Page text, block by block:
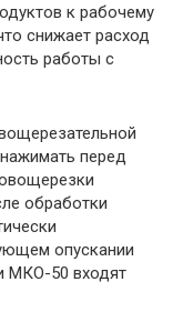
к рабочему
снижает расход
работы с
перед
обработки
опускании
МКО-50 входят